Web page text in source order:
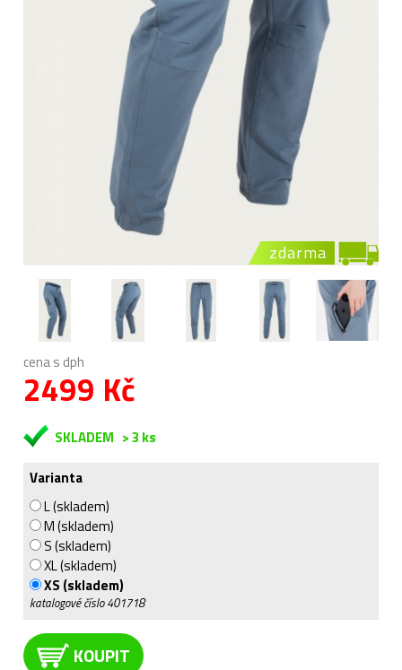
zdarma
cena s dph
2499 Kč
SKLADEM > 3 ks
Varianta
L (skladem)
M (skladem)
S (skladem)
XL (skladem)
XS (skladem)
katalogové číslo401718
KOUPIT